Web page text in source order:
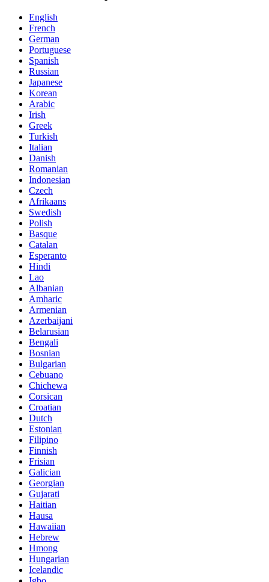
English
French
German
Portuguese
Spanish
Russian
Japanese
Korean
Arabic
Irish
Greek
Turkish
Italian
Danish
Romanian
Indonesian
Czech
Afrikaans
Swedish
Polish
Basque
Catalan
Esperanto
Hindi
Lao
Albanian
Amharic
Armenian
Azerbaijani
Belarusian
Bengali
Bosnian
Bulgarian
Cebuano
Chichewa
Corsican
Croatian
Dutch
Estonian
Filipino
Finnish
Frisian
Galician
Georgian
Gujarati
Haitian
Hausa
Hawaiian
Hebrew
Hmong
Hungarian
Icelandic